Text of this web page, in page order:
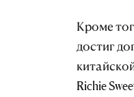
Кроме
достиг
Richie